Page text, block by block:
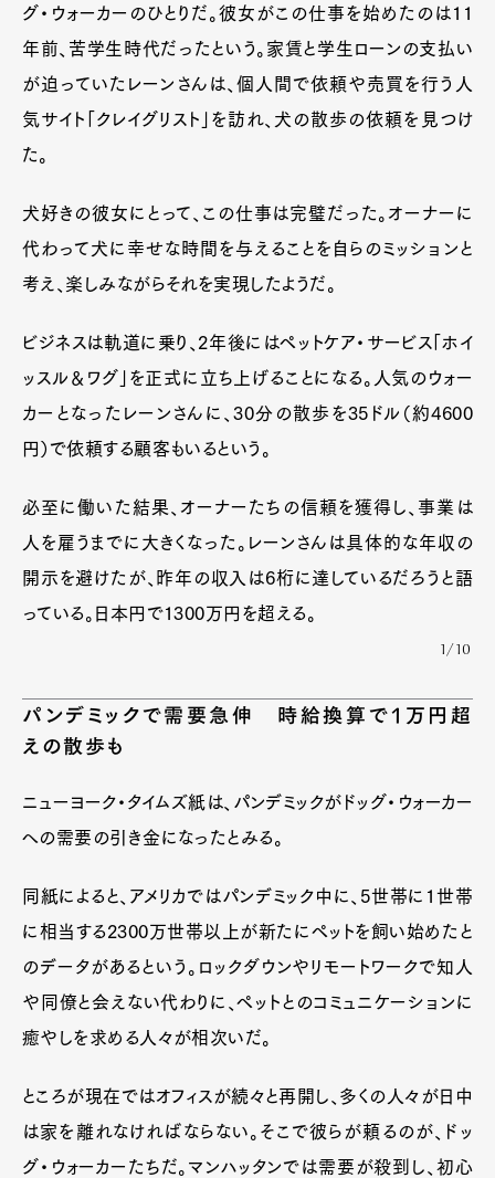
グ・ウォーカーのひとりだ。彼女がこの仕事を始めたのは11
年前、苦学生時代だったという。家賃と学生ローンの支払い
が迫っていたレーンさんは、個人間で依頼や売買を行う人
気サイト「クレイグリスト」を訪れ、犬の散歩の依頼を見つけ
た。
犬好きの彼女にとって、この仕事は完璧だった。オーナーに
代わって犬に幸せな時間を与えることを自らのミッションと
考え、楽しみながらそれを実現したようだ。
ビジネスは軌道に乗り、2年後にはペットケア・サービス「ホイ
ッスル＆ワグ」を正式に立ち上げることになる。人気のウォー
カーとなったレーンさんに、30分の散歩を35ドル（約4600
円）で依頼する顧客もいるという。
必至に働いた結果、オーナーたちの信頼を獲得し、事業は
人を雇うまでに大きくなった。レーンさんは具体的な年収の
開示を避けたが、昨年の収入は6桁に達しているだろうと語
っている。日本円で1300万円を超える。
1/10
パンデミックで需要急伸 時給換算で1万円超
えの散歩も
ニューヨーク・タイムズ紙は、パンデミックがドッグ・ウォーカー
への需要の引き金になったとみる。
同紙によると、アメリカではパンデミック中に、5世帯に1世帯
に相当する2300万世帯以上が新たにペットを飼い始めたと
のデータがあるという。ロックダウンやリモートワークで知人
や同僚と会えない代わりに、ペットとのコミュニケーションに
癒やしを求める人々が相次いだ。
ところが現在ではオフィスが続々と再開し、多くの人々が日中
は家を離れなければならない。そこで彼らが頼るのが、ドッ
グ・ウォーカーたちだ。マンハッタンでは需要が殺到し、初心